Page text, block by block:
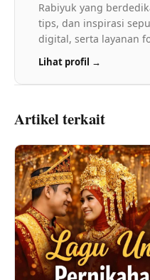
Rabiyuk yang
tips, dan inspirasi
digital, serta layanan
Lihat profil →
Artikel terkait